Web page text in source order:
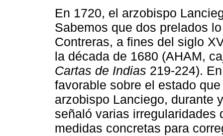
En 1720, el arzobispo
Sabemos que dos prelados
Contreras, a fines del siglo
la década de 1680 (AHAM,
Cartas de Indias 219-224).
favorable sobre el estado
arzobispo Lanciego, durante
señaló varias irregularidades
medidas concretas para